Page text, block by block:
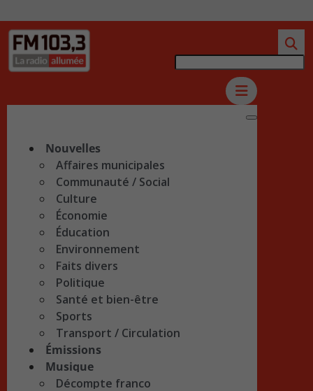
Nouvelles
Affaires municipales
Communauté / Social
Culture
Économie
Éducation
Environnement
Faits divers
Politique
Santé et bien-être
Sports
Transport / Circulation
Émissions
Musique
Décompte franco